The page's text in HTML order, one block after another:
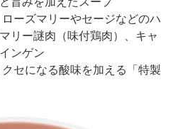
ーズマリーやセージなどのハ
リー謎肉（味付鶏肉）、キャ
ンゲン
セになる酸味を加える「特製